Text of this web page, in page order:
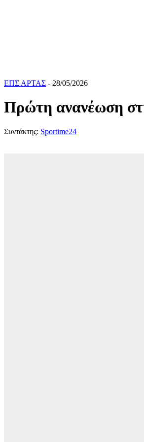
ΕΠΣ ΑΡΤΑΣ - 28/05/2026
Πρώτη ανανέωση
Συντάκτης: Sportime24